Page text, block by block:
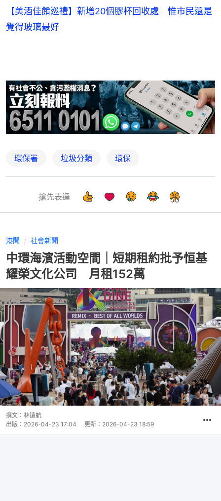
【美酒佳餚巡禮】新增20個膠杯回收處 惟市民還是
覺得玻璃最好
環保署 垃圾分類 環保
搶先表達
港聞 社會新聞
中環海濱活動空間｜短期租約批予恒基
耀榮文化公司 月租152萬
撰文： 林遠航
出版： 2026-04-23 17:04 更新： 2026-04-23 18:59